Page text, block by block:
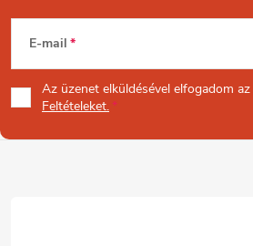
L
á
b
E-mail
Az üzenet elküldésével elfogadom az
Feltételeket.